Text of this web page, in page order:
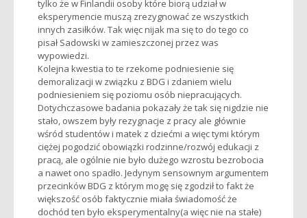
tylko że w Finlandii osoby które biorą udział w
eksperymencie muszą zrezygnować ze wszystkich
innych zasiłków. Tak więc nijak ma się to do tego co
pisał Sadowski w zamieszczonej przez was
wypowiedzi.
Kolejna kwestia to te rzekome podniesienie się
demoralizacji w związku z BDG i zdaniem wielu
podniesieniem się poziomu osób niepracujących.
Dotychczasowe badania pokazały że tak się nigdzie nie
stało, owszem były rezygnacje z pracy ale głównie
wśród studentów i matek z dziećmi a więc tymi którym
ciężej pogodzić obowiązki rodzinne/rozwój edukacji z
pracą, ale ogólnie nie było dużego wzrostu bezrobocia
a nawet ono spadło. Jedynym sensownym argumentem
przecinków BDG z którym mogę się zgodził to fakt że
większość osób faktycznie miała świadomość że
dochód ten było eksperymentalny(a więc nie na stałe)